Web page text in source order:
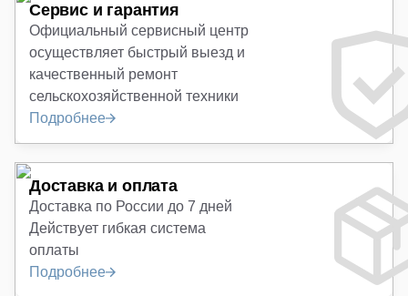
Сервис и гарантия
Официальный сервисный центр
осуществляет быстрый выезд и
качественный ремонт
сельскохозяйственной техники
Подробнее
Доставка и оплата
Доставка по России до 7 дней
Действует гибкая система
оплаты
Подробнее